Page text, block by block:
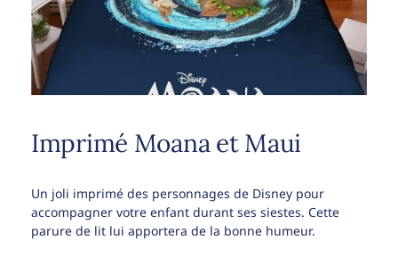
Imprimé Moana et Maui
Un joli imprimé des personnages de Disney pour
accompagner votre enfant durant ses siestes. Cette
parure de lit lui apportera de la bonne humeur.